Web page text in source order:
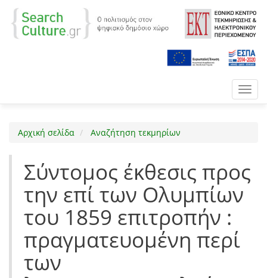
Αρχική σελίδα Αναζήτηση τεκμηρίων
Σύντομος έκθεσις προς
την επί των Ολυμπίων
του 1859 επιτροπήν :
πραγματευομένη περί
των